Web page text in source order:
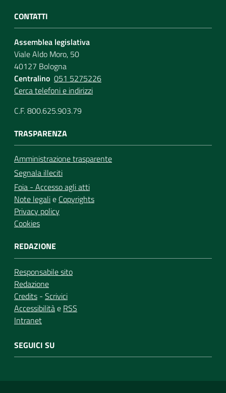
CONTATTI
Assemblea legislativa
Viale Aldo Moro, 50
40127 Bologna
Centralino 051 5275226
Cerca telefoni e indirizzi
C.F. 800.625.903.79
TRASPARENZA
Amministrazione trasparente
Segnala illeciti
Foia - Accesso agli atti
Note legalie Copyrights
Privacy policy
Cookies
REDAZIONE
Responsabile sito
Redazione
Credits - Scrivici
Accessibilitàe RSS
Intranet
SEGUICI SU